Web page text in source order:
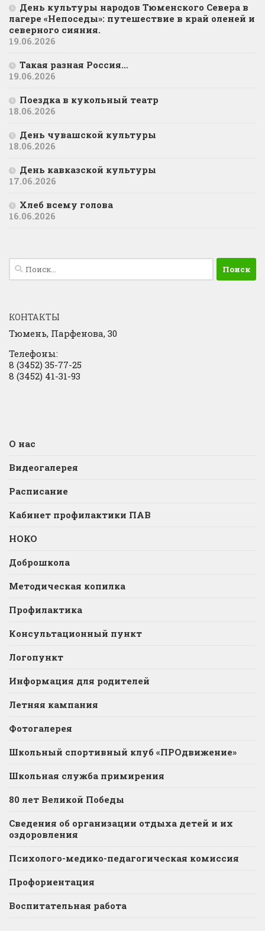
День культуры народов Тюменского Севера в
лагере «Непоседы»: путешествие в край оленей и
северного сияния.
19.06.2026
Такая разная Россия…
19.06.2026
Поездка в кукольный театр
18.06.2026
День чувашской культуры
18.06.2026
День кавказской культуры
17.06.2026
Хлеб всему голова
16.06.2026
Найти:
КОНТАКТЫ
Тюмень, Парфенова, 30
Телефоны:
8 (3452) 35-77-25
8 (3452) 41-31-93
О нас
Видеогалерея
Расписание
Кабинет профилактики ПАВ
НОКО
Доброшкола
Методическая копилка
Профилактика
Консультационный пункт
Логопункт
Информация для родителей
Летняя кампания
Фотогалерея
Школьный спортивный клуб «ПРОдвижение»
Школьная служба примирения
80 лет Великой Победы
Сведения об организации отдыха детей и их
оздоровления
Психолого-медико-педагогическая комиссия
Профориентация
Воспитательная работа